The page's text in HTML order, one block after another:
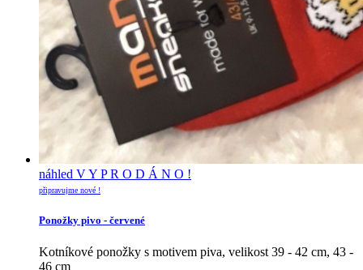
náhled V Y P R O D Á N O !
připravujme nové !
Ponožky pivo - červené
Kotníkové ponožky s motivem piva, velikost 39 - 42 cm, 43 -
46 cm